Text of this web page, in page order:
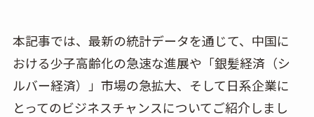
本記事では、最新の統計データを通じて、中国に
おける少子高齢化の急速な進展や「銀髪経済（シ
ルバー経済）」市場の急拡大、そして日系企業に
とってのビジネスチャンスについてご紹介しまし